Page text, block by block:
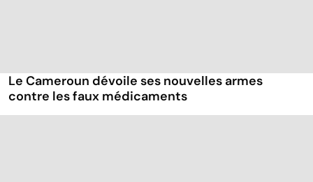
Le Cameroun dévoile ses nouvelles armes
contre les faux médicaments